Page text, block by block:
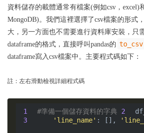
資料儲存的載體通常有檔案(例如csv，excel)
MongoDB)。我們這裡選擇了csv檔案的形式
大，另一方面也不需要進行資料庫安裝，只
dataframe的格式，直接呼叫pandas的 to_csv
dataframe寫入csv檔案中。主要程式碼如下：
註：左右滑動檢視詳細程式碼
1 #準備一個儲存資料的字典 2
3
'line_name' : [],